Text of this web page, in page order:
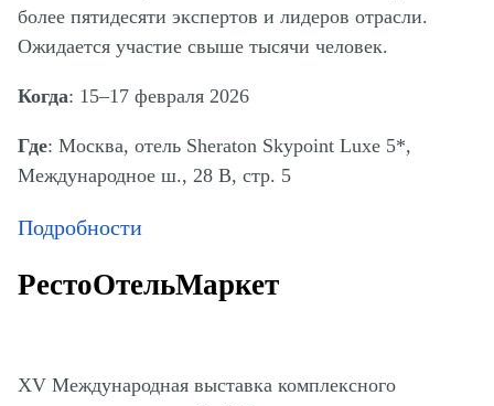
более пятидесяти экспертов и лидеров отрасли.
Ожидается участие свыше тысячи человек.
Когда: 15–17 февраля 2026
Где: Москва, отель Sheraton Skypoint Luxe 5*,
Международное ш., 28 В, стр. 5
Подробности
РестоОтельМаркет
XV Международная выставка комплексного